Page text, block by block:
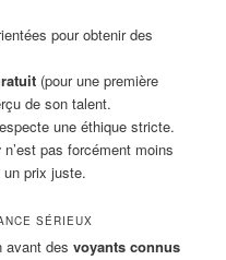
pour obtenir des
(pour une première
de son talent.
une éthique stricte.
n’est pas forcément moins
prix juste.
SÉRIEUX
avant desvoyants connus